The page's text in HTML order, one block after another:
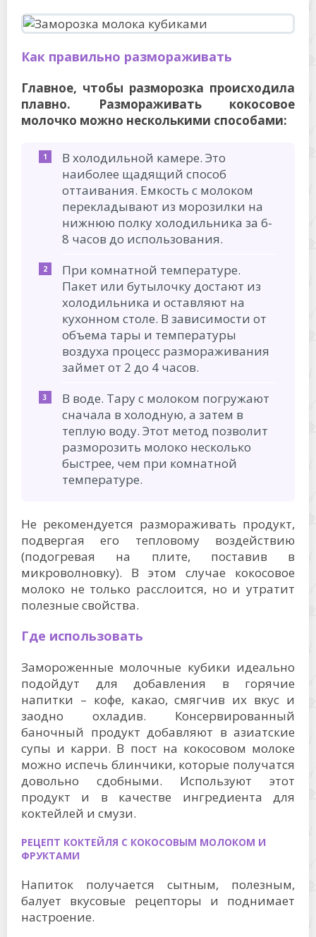
Как правильно размораживать
Главное, чтобы разморозка происходила
плавно. Размораживать кокосовое
молочко можно несколькими способами:
В холодильной камере. Это
наиболее щадящий способ
оттаивания. Емкость с молоком
перекладывают из морозилки на
нижнюю полку холодильника за 6-
8 часов до использования.
При комнатной температуре.
Пакет или бутылочку достают из
холодильника и оставляют на
кухонном столе. В зависимости от
объема тары и температуры
воздуха процесс размораживания
займет от 2 до 4 часов.
В воде. Тару с молоком погружают
сначала в холодную, а затем в
теплую воду. Этот метод позволит
разморозить молоко несколько
быстрее, чем при комнатной
температуре.
Не рекомендуется размораживать продукт,
подвергая его тепловому воздействию
(подогревая на плите, поставив в
микроволновку). В этом случае кокосовое
молоко не только расслоится, но и утратит
полезные свойства.
Где использовать
Замороженные молочные кубики идеально
подойдут для добавления в горячие
напитки – кофе, какао, смягчив их вкус и
заодно охладив. Консервированный
баночный продукт добавляют в азиатские
супы и карри. В пост на кокосовом молоке
можно испечь блинчики, которые получатся
довольно сдобными. Используют этот
продукт и в качестве ингредиента для
коктейлей и смузи.
РЕЦЕПТ КОКТЕЙЛЯ С КОКОСОВЫМ МОЛОКОМ И
ФРУКТАМИ
Напиток получается сытным, полезным,
балует вкусовые рецепторы и поднимает
настроение.